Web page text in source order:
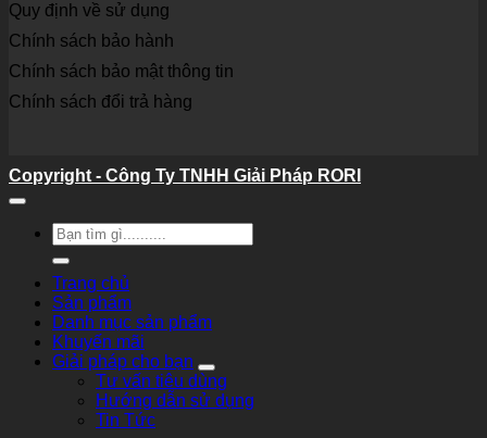
Quy định về sử dụng
Chính sách bảo hành
Chính sách bảo mật thông tin
Chính sách đổi trả hàng
Copyright - Công Ty TNHH Giải Pháp RORI
Tìm
kiếm:
Trang chủ
Sản phẩm
Danh mục sản phẩm
Khuyến mãi
Giải pháp cho bạn
Tư vấn tiêu dùng
Hướng dẫn sử dụng
Tin Tức